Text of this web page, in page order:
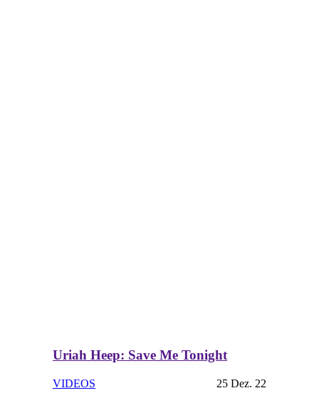
Uriah Heep: Save Me Tonight
VIDEOS 25 Dez. 22